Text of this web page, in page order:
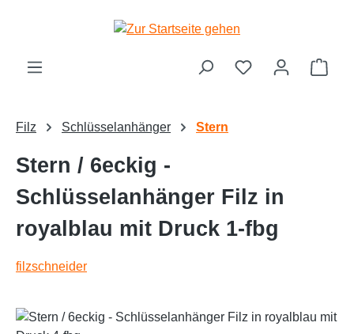
Filz Schlüsselanhänger Stern
Stern / 6eckig -
Schlüsselanhänger Filz in
royalblau mit Druck 1-fbg
filzschneider
Bildergalerie überspringen
Text vergrößern Hochkontrastmodus